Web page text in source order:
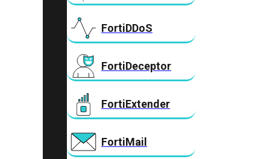
FortiDDoS
FortiDeceptor
FortiExtender
FortiMail